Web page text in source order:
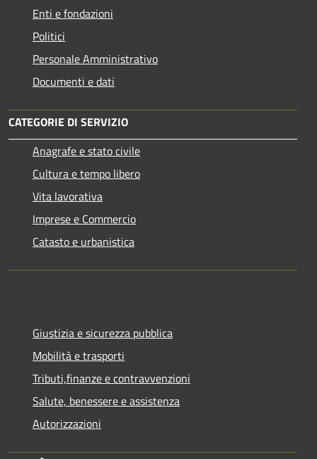
Enti e fondazioni
Politici
Personale Amministrativo
Documenti e dati
CATEGORIE DI SERVIZIO
Anagrafe e stato civile
Cultura e tempo libero
Vita lavorativa
Imprese e Commercio
Catasto e urbanistica
Giustizia e sicurezza pubblica
Mobilità e trasporti
Tributi,finanze e contravvenzioni
Salute, benessere e assistenza
Autorizzazioni